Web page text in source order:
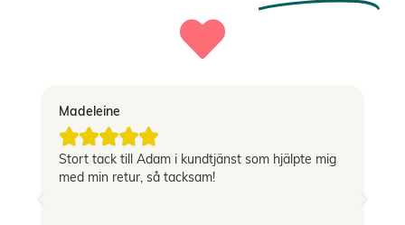
Madeleine

Stort tack till Adam i kundtjänst som hjälpte mig
med min retur, så tacksam!